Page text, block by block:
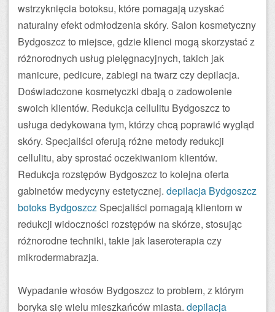
wstrzyknięcia botoksu, które pomagają uzyskać
naturalny efekt odmłodzenia skóry. Salon kosmetyczny
Bydgoszcz to miejsce, gdzie klienci mogą skorzystać z
różnorodnych usług pielęgnacyjnych, takich jak
manicure, pedicure, zabiegi na twarz czy depilacja.
Doświadczone kosmetyczki dbają o zadowolenie
swoich klientów. Redukcja cellulitu Bydgoszcz to
usługa dedykowana tym, którzy chcą poprawić wygląd
skóry. Specjaliści oferują różne metody redukcji
cellulitu, aby sprostać oczekiwaniom klientów.
Redukcja rozstępów Bydgoszcz to kolejna oferta
gabinetów medycyny estetycznej. depilacja Bydgoszcz
botoks Bydgoszcz Specjaliści pomagają klientom w
redukcji widoczności rozstępów na skórze, stosując
różnorodne techniki, takie jak laseroterapia czy
mikrodermabrazja.
Wypadanie włosów Bydgoszcz to problem, z którym
boryka się wielu mieszkańców miasta. depilacja